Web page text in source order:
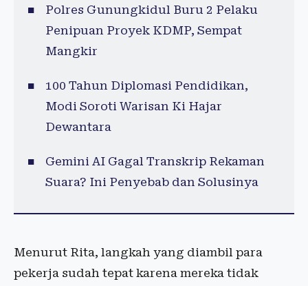
Polres Gunungkidul Buru 2 Pelaku
Penipuan Proyek KDMP, Sempat
Mangkir
100 Tahun Diplomasi Pendidikan,
Modi Soroti Warisan Ki Hajar
Dewantara
Gemini AI Gagal Transkrip Rekaman
Suara? Ini Penyebab dan Solusinya
Menurut Rita, langkah yang diambil para
pekerja sudah tepat karena mereka tidak